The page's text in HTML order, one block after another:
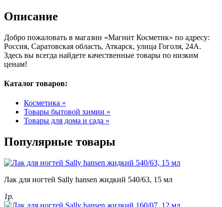
Описание
Добро пожаловать в магазин «Магнит Косметик» по адресу:
Россия, Саратовская область, Аткарск, улица Гоголя, 24А.
Здесь вы всегда найдете качественные товары по низким
ценам!
Каталог товаров:
Косметика »
Товары бытовой химии »
Товары для дома и сада »
Популярные товары
Лак для ногтей Sally hansen жидкий 540/63, 15 мл
1р.